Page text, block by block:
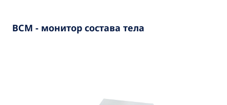
ВСМ - монитор состава тела